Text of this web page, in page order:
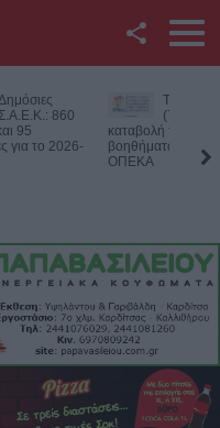
Παρασκευή
(7/8) η δεύτερη
του ΛΑΕ-
Νεκρός
αγροτική
περιοχή του
Πιθανό